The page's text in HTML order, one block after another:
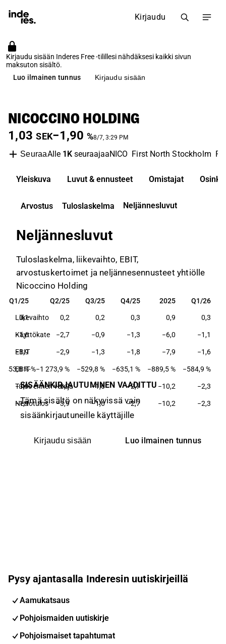
Kirjaudu
Kirjaudu sisään Inderes Free -tilillesi nähdäksesi kaikki sivun
maksuton sisältö.
Luo ilmainen tunnus
Kirjaudu sisään
NICOCCINO HOLDING
1,03 SEK−1,90 %8/7, 3:29 PM
SeuraaAlle 1KseuraajaaNICO First North Stockholm
Yleiskuva Luvut & ennusteet Omistajat Osinko
Arvostus Tuloslaskelma Neljännesluvut
Neljännesluvut
Tuloslaskelma, liikevaihto, EBIT,
arvostuskertoimet ja neljännesennusteet yhtiölle
Nicoccino Holding
Q1/25 Q2/25 Q3/25 Q4/25 2025 Q1/26
Q1/25 Q2/25 Q3/25 Q4/25 2025 Q1/26
Liikevaihto
0,1 0,2 0,2 0,3 0,9 0,3
Käyttökate
−1,6 −2,7 −0,9 −1,3 −6,0 −1,1
EBIT
−1,9 −2,9 −1,3 −1,8 −7,9 −1,6
EBIT-%
453,8 % −1 273,9 % −529,8 % −635,1 % −889,5 % −584,9 %
Tulos ennen veroja
−1,9 −3,9 −1,6 −2,7 −10,2 −2,3
Nettotulos
−1,9 −3,9 −1,6 −2,7 −10,2 −2,3
SISÄÄNKIRJAUTUMINEN VAADITTU
Tämä sisältö on näkyvissä vain
sisäänkirjautuneille käyttäjille
Kirjaudu sisään Luo ilmainen tunnus
Pysy ajantasalla Inderesin uutiskirjeillä
Aamukatsaus
Pohjoismaiden uutiskirje
Pohjoismaiset tapahtumat